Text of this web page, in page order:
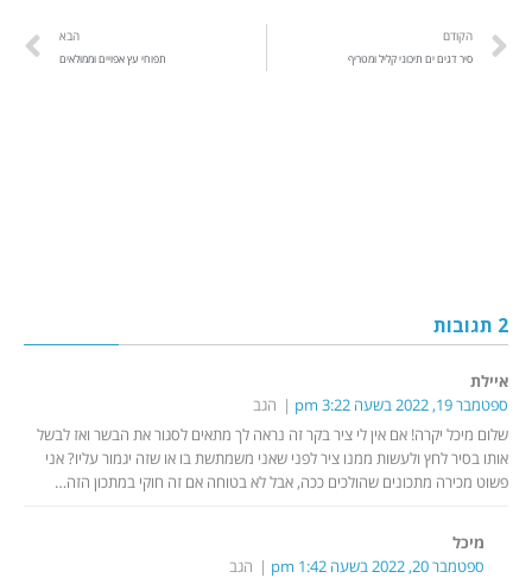
הקודם
סיר דגים ים תיכוני קליל ומטריף
הבא
תפוחי עץ אפויים וממולאים
2 תגובות
איילת
ספטמבר 19, 2022 בשעה 3:22 pm
הגב
שלום מיכל יקרה! אם אין לי ציר בקר זה נראה לך מתאים לסגור את הבשר ואז לבשל
אותו בסיר לחץ ולעשות ממנו ציר לפני שאני משמתשת בו או שזה יגמור עליו? אני
פשוט מכירה מתכונים שהולכים ככה, אבל לא בטוחה אם זה חוקי במתכון הזה…
מיכל
ספטמבר 20, 2022 בשעה 1:42 pm
הגב